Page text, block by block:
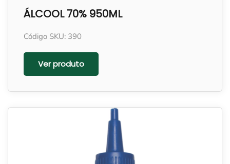
ÁLCOOL 70% 950ML
Código SKU: 390
Ver produto